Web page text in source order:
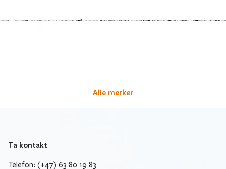
Alle merker
Ta kontakt
Telefon: (+47) 63 80 19 83